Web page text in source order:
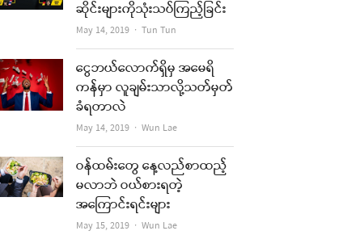
ဆိုင်းများကိုသုံးသပ်ကြည့်ခြင်း
May 14, 2019 Author
Tun Tun
ငွေဘယ်လောက်ရှိမှ အမေရိ
ကန်မှာ လူချမ်းသာလို့သတ်မှတ်
ခံရတာလဲ
May 14, 2019 Author
Wun Lae
ဝန်ထမ်းတွေ နေ့လည်စာထည့်
မလာဘဲ ဝယ်စားရတဲ့
အကြောင်းရင်းများ
May 15, 2019 Author
Wun Lae